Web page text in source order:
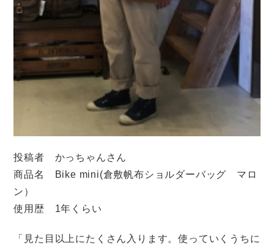
投稿者 かっちゃんさん
商品名 Bike mini(倉敷帆布ショルダーバッグ マロ
ン）
使用歴 1年くらい
「見た目以上にたくさん入ります。使っていくうちに